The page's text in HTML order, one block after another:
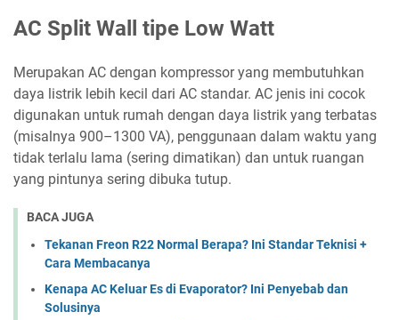
AC Split Wall tipe Low Watt
Merupakan AC dengan kompressor yang membutuhkan
daya listrik lebih kecil dari AC standar. AC jenis ini cocok
digunakan untuk rumah dengan daya listrik yang terbatas
(misalnya 900–1300 VA), penggunaan dalam waktu yang
tidak terlalu lama (sering dimatikan) dan untuk ruangan
yang pintunya sering dibuka tutup.
BACA JUGA
Tekanan Freon R22 Normal Berapa? Ini Standar Teknisi +
Cara Membacanya
Kenapa AC Keluar Es di Evaporator? Ini Penyebab dan
Solusinya